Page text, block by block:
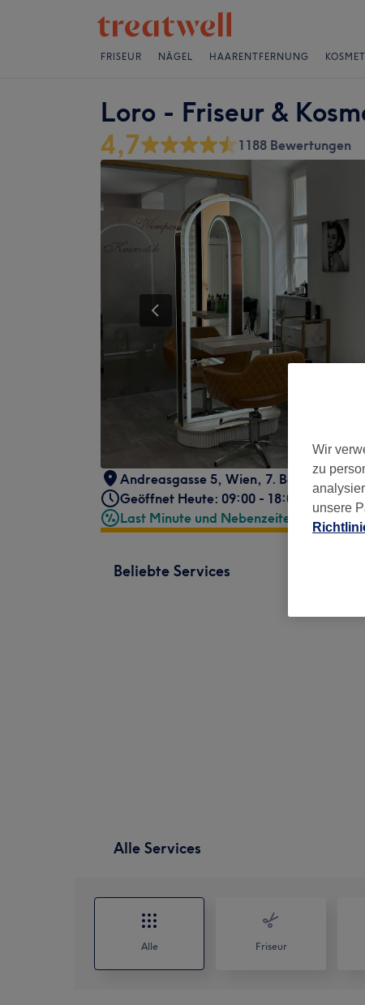
FRISEUR NÄGEL HAARENTFERNUNG
Loro - Friseur &
4,7 1188 Bewertungen
Andreasgasse 5, Wien, 7. Bezirk, 1070
Geöffnet Heute: 09:00 - 18:00
Last Minute und Nebenzeiten
Beliebte Services
Alle Services
Alle Friseur
Wir
zu
unsere